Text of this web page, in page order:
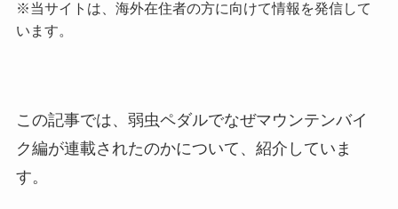
※当サイトは、海外在住者の方に向けて情報を発信して
います。
この記事では、弱虫ペダルでなぜマウンテンバイ
ク編が連載されたのかについて、紹介していま
す。